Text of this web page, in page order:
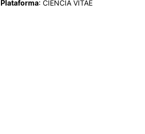
Plataforma: CIENCIA VITAE